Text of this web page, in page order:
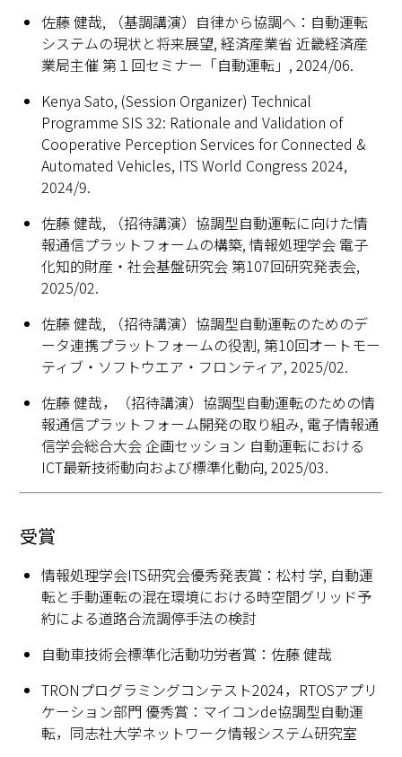
佐藤 健哉, （基調講演）自律から協調へ：自動運転
システムの現状と将来展望, 経済産業省 近畿経済産
業局主催 第１回セミナー「自動運転」, 2024/06.
Kenya Sato, (Session Organizer) Technical
Programme SIS 32: Rationale and Validation of
Cooperative Perception Services for Connected &
Automated Vehicles, ITS World Congress 2024,
2024/9.
佐藤 健哉, （招待講演）協調型自動運転に向けた情
報通信プラットフォームの構築, 情報処理学会 電子
化知的財産・社会基盤研究会 第107回研究発表会,
2025/02.
佐藤 健哉, （招待講演）協調型自動運転のためのデ
ータ連携プラットフォームの役割, 第10回オートモー
ティブ・ソフトウエア・フロンティア, 2025/02.
佐藤 健哉，（招待講演）協調型自動運転のための情
報通信プラットフォーム開発の取り組み, 電子情報通
信学会総合大会 企画セッション 自動運転における
ICT最新技術動向および標準化動向, 2025/03.
受賞
情報処理学会ITS研究会優秀発表賞：松村 学, 自動運
転と手動運転の混在環境における時空間グリッド予
約による道路合流調停手法の検討
自動車技術会標準化活動功労者賞：佐藤 健哉
TRONプログラミングコンテスト2024，RTOSアプリ
ケーション部門 優秀賞：マイコンde協調型自動運
転，同志社大学ネットワーク情報システム研究室